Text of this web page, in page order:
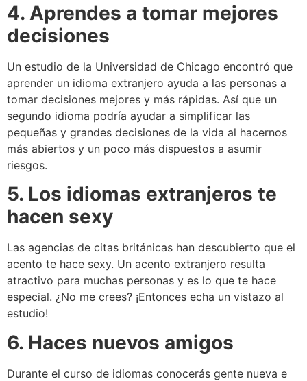
4. Aprendes a tomar mejores
decisiones
Un estudio de la Universidad de Chicago encontró que
aprender un idioma extranjero ayuda a las personas a
tomar decisiones mejores y más rápidas. Así que un
segundo idioma podría ayudar a simplificar las
pequeñas y grandes decisiones de la vida al hacernos
más abiertos y un poco más dispuestos a asumir
riesgos.
5. Los idiomas extranjeros te
hacen sexy
Las agencias de citas británicas han descubierto que el
acento te hace sexy. Un acento extranjero resulta
atractivo para muchas personas y es lo que te hace
especial. ¿No me crees? ¡Entonces echa un vistazo al
estudio!
6. Haces nuevos amigos
Durante el curso de idiomas conocerás gente nueva e